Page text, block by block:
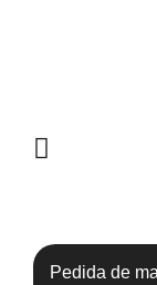
Pedida de